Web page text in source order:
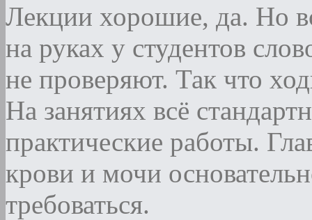
Лекции хорошие, да. Но
на руках у студентов
не проверяют. Так что
На занятиях всё
практические работы.
крови и мочи
требоваться.